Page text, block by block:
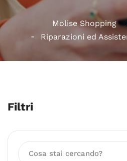
Molise Shopping
Riparazioni ed
Filtri